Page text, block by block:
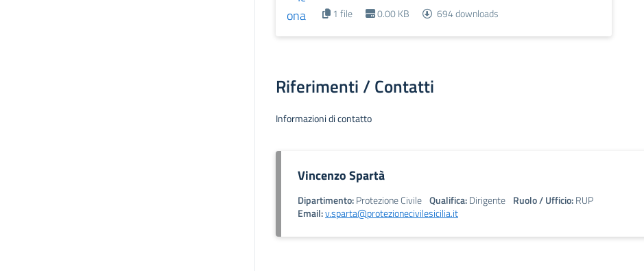
1 file 0.00 KB 694 downloads
Riferimenti / Contatti
Informazioni di contatto
Vincenzo Spartà
Dipartimento:Protezione Civile Qualifica:Dirigente Ruolo / Ufficio:RUP
Email:v.sparta@protezionecivilesicilia.it